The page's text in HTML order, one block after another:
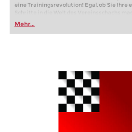
eine Trainingsrevolution! Egal, ob Sie Ihre
Schritte in die Welt des Vereinsschachs
oder bereits auf Turnierniveau spielen: Mit
FRITZ trainieren Sie effizienter,
individueller als je zuvor.
Mehr...